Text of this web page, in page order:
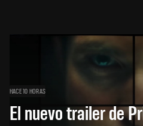
HACE 10 HORAS
El nuevo trailer de